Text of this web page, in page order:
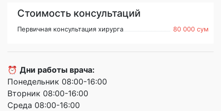
Стоимость консультаций
Первичная консультация хирурга 80 000 сум
⏰ Дни работы врача:
Понедельник 08:00-16:00
Вторник 08:00-16:00
Среда 08:00-16:00